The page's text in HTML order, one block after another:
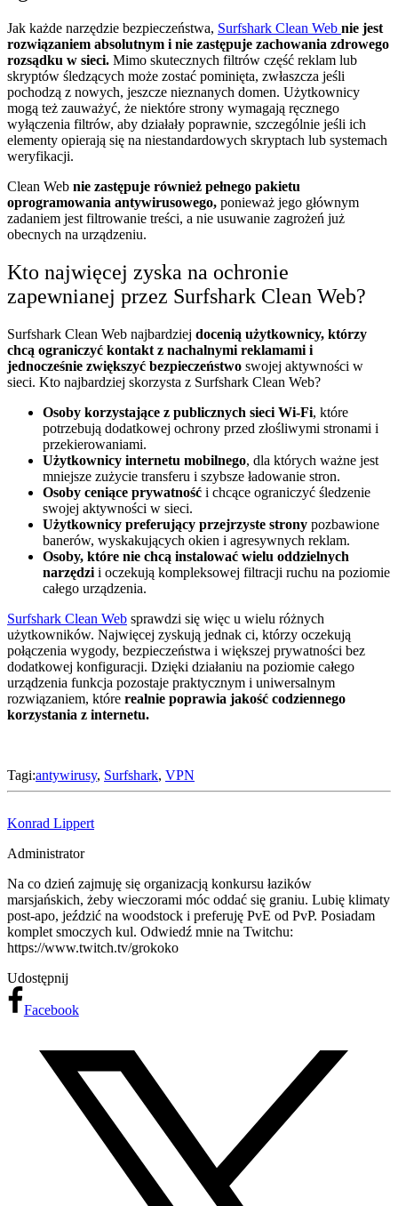
Jak każde narzędzie bezpieczeństwa, Surfshark Clean Web nie jest
rozwiązaniem absolutnym i nie zastępuje zachowania zdrowego
rozsądku w sieci. Mimo skutecznych filtrów część reklam lub
skryptów śledzących może zostać pominięta, zwłaszcza jeśli
pochodzą z nowych, jeszcze nieznanych domen. Użytkownicy
mogą też zauważyć, że niektóre strony wymagają ręcznego
wyłączenia filtrów, aby działały poprawnie, szczególnie jeśli ich
elementy opierają się na niestandardowych skryptach lub systemach
weryfikacji.
Clean Web nie zastępuje również pełnego pakietu
oprogramowania antywirusowego, ponieważ jego głównym
zadaniem jest filtrowanie treści, a nie usuwanie zagrożeń już
obecnych na urządzeniu.
Kto najwięcej zyska na ochronie
zapewnianej przez Surfshark Clean Web?
Surfshark Clean Web najbardziej docenią użytkownicy, którzy
chcą ograniczyć kontakt z nachalnymi reklamami i
jednocześnie zwiększyć bezpieczeństwo swojej aktywności w
sieci. Kto najbardziej skorzysta z Surfshark Clean Web?
Osoby korzystające z publicznych sieci Wi-Fi, które
potrzebują dodatkowej ochrony przed złośliwymi stronami i
przekierowaniami.
Użytkownicy internetu mobilnego, dla których ważne jest
mniejsze zużycie transferu i szybsze ładowanie stron.
Osoby ceniące prywatność i chcące ograniczyć śledzenie
swojej aktywności w sieci.
Użytkownicy preferujący przejrzyste strony pozbawione
banerów, wyskakujących okien i agresywnych reklam.
Osoby, które nie chcą instalować wielu oddzielnych
narzędzi i oczekują kompleksowej filtracji ruchu na poziomie
całego urządzenia.
Surfshark Clean Web sprawdzi się więc u wielu różnych
użytkowników. Najwięcej zyskują jednak ci, którzy oczekują
połączenia wygody, bezpieczeństwa i większej prywatności bez
dodatkowej konfiguracji. Dzięki działaniu na poziomie całego
urządzenia funkcja pozostaje praktycznym i uniwersalnym
rozwiązaniem, które realnie poprawia jakość codziennego
korzystania z internetu.
Tagi:antywirusy, Surfshark, VPN
Konrad Lippert
Administrator
Na co dzień zajmuję się organizacją konkursu łazików
marsjańskich, żeby wieczorami móc oddać się graniu. Lubię klimaty
post-apo, jeździć na woodstock i preferuję PvE od PvP. Posiadam
komplet smoczych kul. Odwiedź mnie na Twitchu:
https://www.twitch.tv/grokoko
Udostępnij
Facebook